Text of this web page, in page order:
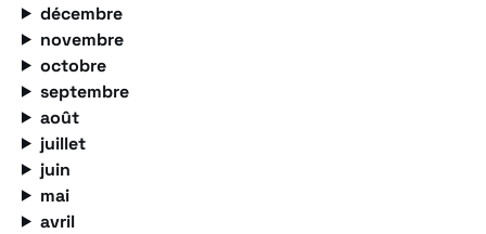
décembre
novembre
octobre
septembre
août
juillet
juin
mai
avril